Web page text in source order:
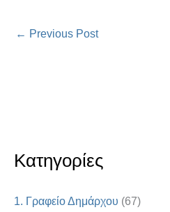
Κατηγορίες
1. Γραφείο Δημάρχου (67)
← Previous Post